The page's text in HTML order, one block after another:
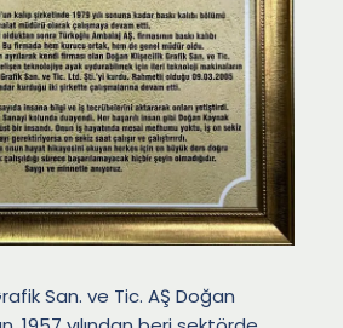
San. ve Tic. AŞ Doğan